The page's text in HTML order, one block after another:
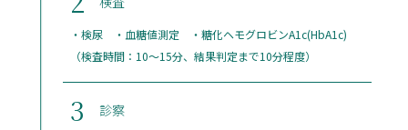
・検尿 ・血糖値測定 ・糖化ヘモグロビンA1c(HbA1c)
（検査時間：10〜15分、結果判定まで10分程度）
3 診察